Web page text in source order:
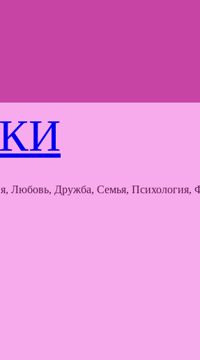
Дружба, Семья, Психология,